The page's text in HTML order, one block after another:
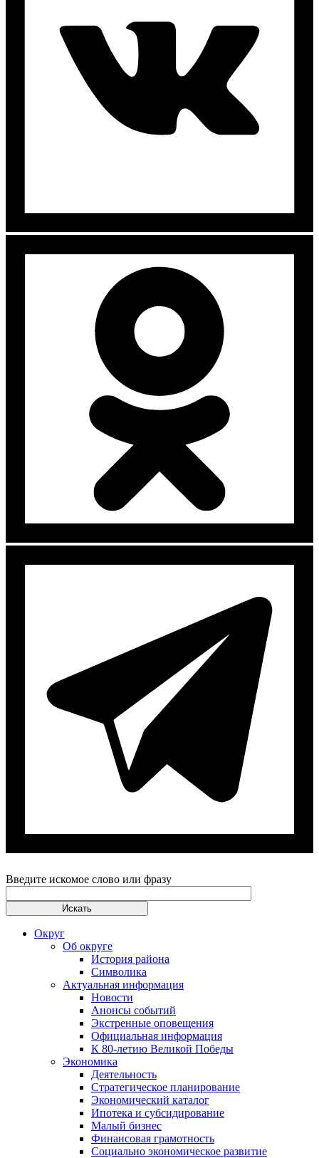
Введите искомое слово или фразу
Округ
Об округе
История района
Символика
Актуальная информация
Новости
Анонсы событий
Экстренные оповещения
Официальная информация
К 80-летию Великой Победы
Экономика
Деятельность
Стратегическое планирование
Экономический каталог
Ипотека и субсидирование
Малый бизнес
Финансовая грамотность
Социально экономическое развитие